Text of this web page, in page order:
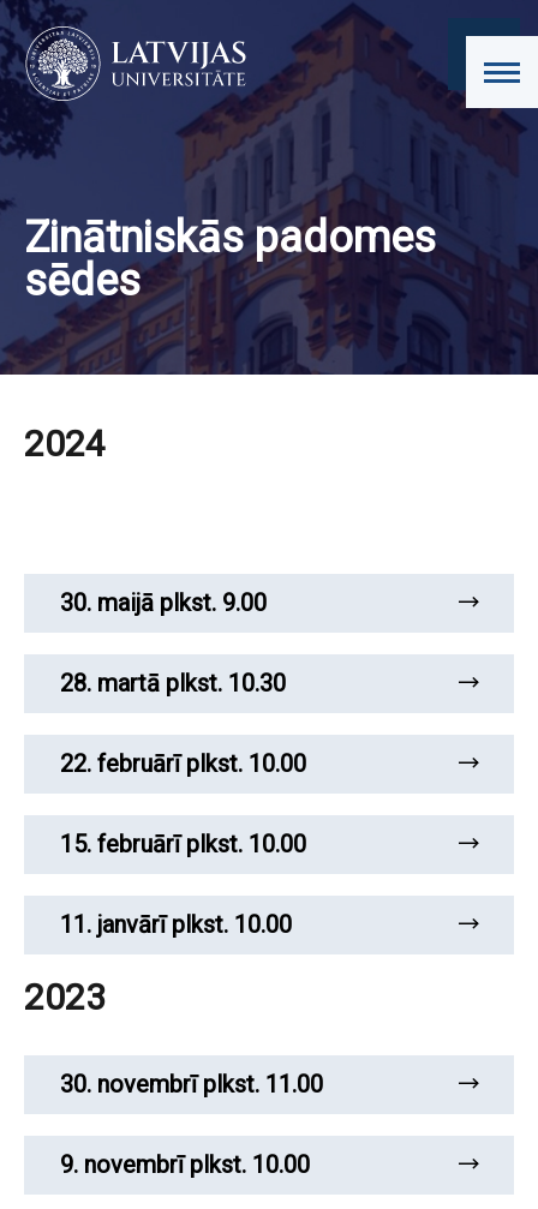
Zinātniskās padomes
sēdes
2024
30. maijā plkst. 9.00
28. martā plkst. 10.30
22. februārī plkst. 10.00
15. februārī plkst. 10.00
11. janvārī plkst. 10.00
2023
30. novembrī plkst. 11.00
9. novembrī plkst. 10.00